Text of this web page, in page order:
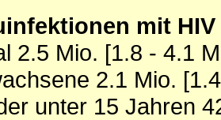
mit
2.5 Mio. [1.8 - 4.1
2.1 Mio.
unter 15 Jahren